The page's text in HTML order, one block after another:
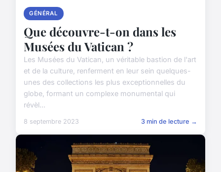
GÉNÉRAL
Que découvre-t-on dans les
Musées du Vatican ?
Les Musées du Vatican, un véritable bastion de l'art
et de la culture, renferment en leur sein quelques-
unes des collections les plus exceptionnelles du
globe, formant un complexe monumental qui
révèl...
8 septembre 2023 3 min de lecture →